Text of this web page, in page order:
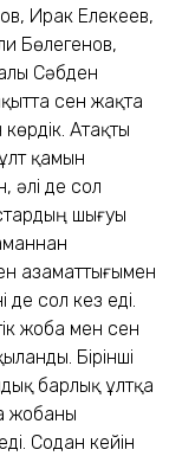
Ирак Елекеев,
Бөлегенов,
Сәбден
сен жақта
Атақты
қамын
әлі де сол
шығуы
азаматтығымен
сол кез еді.
жоба мен сен
Бірінші
барлық ұлтқа
жобаны
Содан кейін